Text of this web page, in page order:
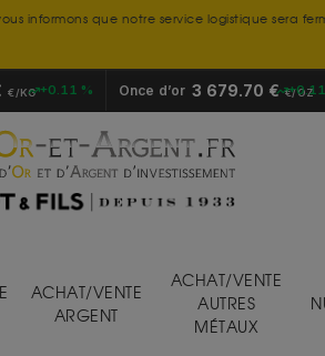
informons que notre service logistique sera
€/KG +0.11 % Once d’or 3 679.70 €€/OZ
ACHAT/VENTE
ARGENT
ACHAT/VENTE
AUTRES
MÉTAUX